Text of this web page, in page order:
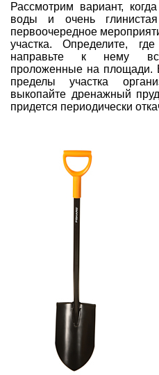
Рассмотрим вариант,
воды и очень
первоочередное
участка. Определите,
направьте к нему
проложенные на площади.
пределы участка
выкопайте дренажный
придется периодически